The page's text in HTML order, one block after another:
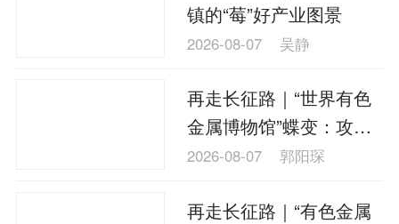
镇的“莓”好产业图景
2026-08-07 吴静
再走长征路｜“世界有色
金属博物馆”蝶变：攻克
多金属选矿难题
2026-08-07 郭阳琛
再走长征路｜“有色金属